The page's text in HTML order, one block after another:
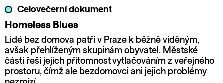
Celovečerní dokument
Homeless Blues
Lidé bez domova patří v Praze k běžně viděným,
avšak přehlíženým skupinám obyvatel. Městské
části řeší jejich přítomnost vytlačováním z veřejného
prostoru, čímž ale bezdomovci ani jejich problémy